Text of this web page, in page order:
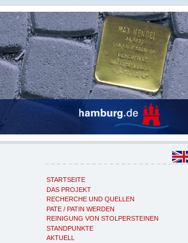
STARTSEITE
DAS PROJEKT
RECHERCHE UND QUELLEN
PATE / PATIN WERDEN
REINIGUNG VON STOLPERSTEINEN
STANDPUNKTE
AKTUELL